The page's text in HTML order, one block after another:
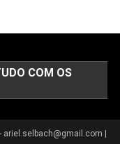
COM OS
ariel.selbach@gmail.com